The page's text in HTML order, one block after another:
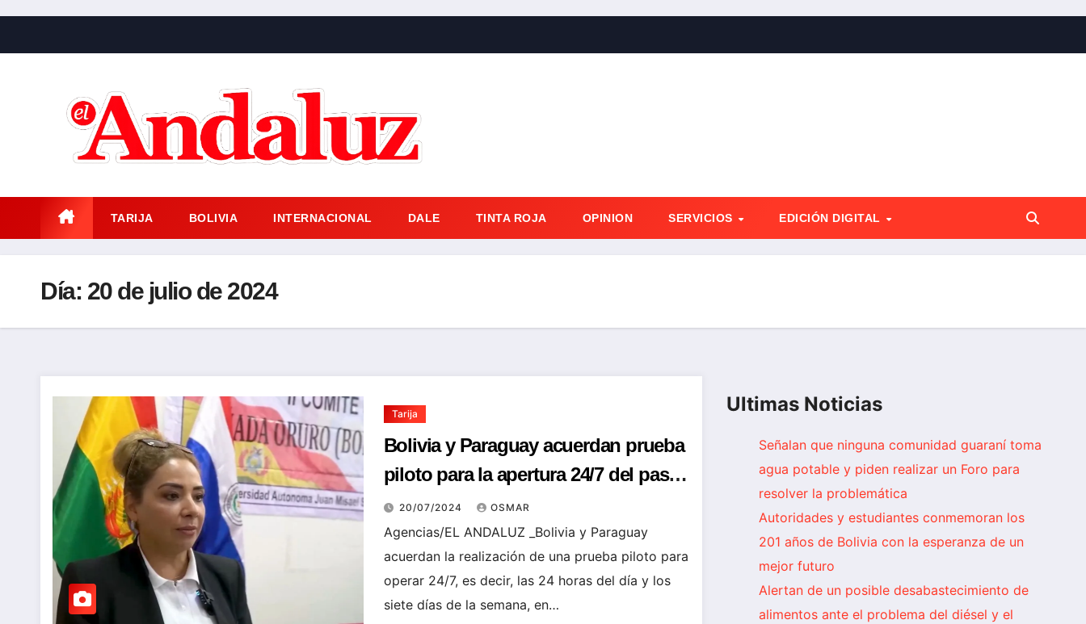
TARIJA BOLIVIA INTERNACIONAL DALE TINTA ROJA OPINION SERVICIOS EDICIÓN DIGITAL
Día: 20 de julio de 2024
Tarija
Bolivia y Paraguay acuerdan prueba
piloto para la apertura 24/7 del paso
fronterizo Cañada Oruro – Infante
Rivarola
20/07/2024 OSMAR
Agencias/EL ANDALUZ _Bolivia y Paraguay
acuerdan la realización de una prueba piloto para
operar 24/7, es decir, las 24 horas del día y los
siete días de la semana, en…
Ultimas Noticias
Señalan que ninguna comunidad guaraní toma
agua potable y piden realizar un Foro para
resolver la problemática
Autoridades y estudiantes conmemoran los
201 años de Bolivia con la esperanza de un
mejor futuro
Alertan de un posible desabastecimiento de
alimentos ante el problema del diésel y el